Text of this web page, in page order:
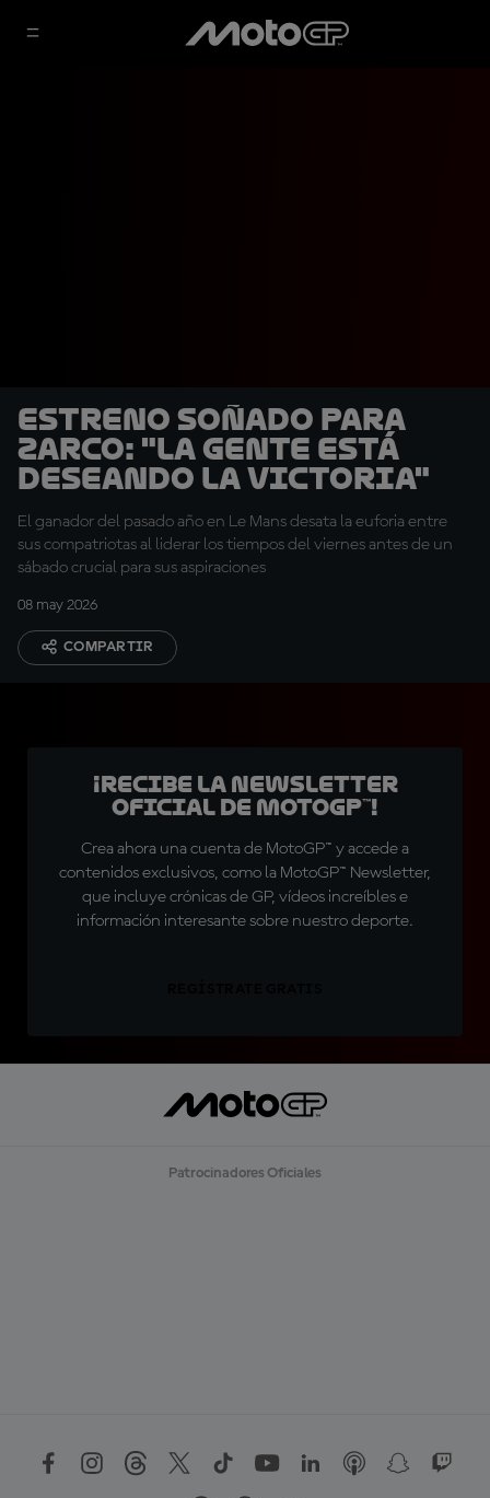
Estreno soñado para
Zarco: "La gente está
deseando la victoria"
El ganador del pasado año en Le Mans desata la euforia entre
sus compatriotas al liderar los tiempos del viernes antes de un
sábado crucial para sus aspiraciones
08 may 2026
COMPARTIR
¡Recibe la Newsletter
oficial de MotoGP™!
Crea ahora una cuenta de MotoGP™ y accede a
contenidos exclusivos, como la MotoGP™ Newsletter,
que incluye crónicas de GP, vídeos increíbles e
información interesante sobre nuestro deporte.
Patrocinadores Oficiales